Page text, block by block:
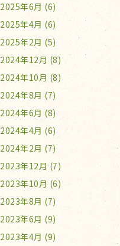
2025年6月 (6)
2025年4月 (6)
2025年2月 (5)
2024年12月 (8)
2024年10月 (8)
2024年8月 (7)
2024年6月 (8)
2024年4月 (6)
2024年2月 (7)
2023年12月 (7)
2023年10月 (6)
2023年8月 (7)
2023年6月 (9)
2023年4月 (9)